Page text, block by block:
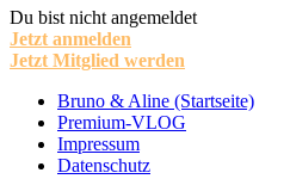
Du bist nicht angemeldet
Jetzt anmelden
Jetzt Mitglied werden
Bruno & Aline (Startseite)
Premium-VLOG
Impressum
Datenschutz